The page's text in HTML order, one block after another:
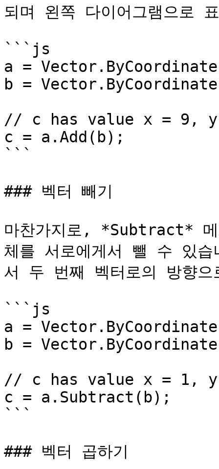
되며 왼쪽 다이어그램으로
```js
a =
b =
// c has value x = 9,
c = a.Add(b);
```
### 벡터 빼기
마찬가지로, *Subtract* 메
체를 서로에게서 뺄 수 있
서 두 번째 벡터로의 방향
```js
a =
b =
// c has value x = 1,
c = a.Subtract(b);
```
### 벡터 곱하기